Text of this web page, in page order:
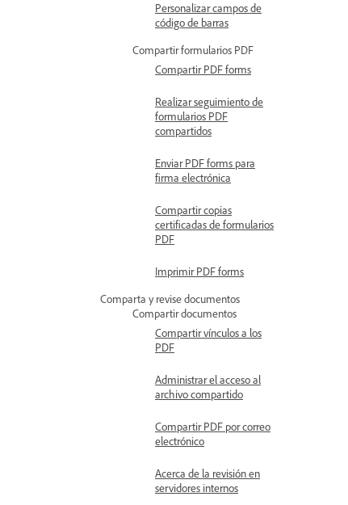
Personalizar campos de
código de barras
Compartir formularios PDF
Compartir PDF forms
Realizar seguimiento de
formularios PDF
compartidos
Enviar PDF forms para
firma electrónica
Compartir copias
certificadas de formularios
PDF
Imprimir PDF forms
Comparta y revise documentos
Compartir documentos
Compartir vínculos a los
PDF
Administrar el acceso al
archivo compartido
Compartir PDF por correo
electrónico
Acerca de la revisión en
servidores internos